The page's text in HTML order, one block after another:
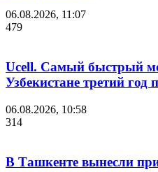
06.08.2026, 11:07
479
Ucell. Самый быстрый
Узбекистане третий год
06.08.2026, 10:58
314
В Ташкенте вынесли